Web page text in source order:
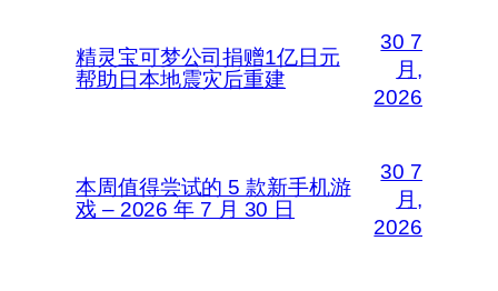
精灵宝可梦公司捐赠1亿日元
帮助日本地震灾后重建
30 7
月,
2026
本周值得尝试的 5 款新手机游
戏 – 2026 年 7 月 30 日
30 7
月,
2026